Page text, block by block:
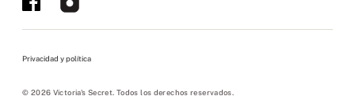
Bases y condiciones
Políticas de privacidad
Políticas pickup
Ofertas en Tienda y Eventos
Privacidad y política
© 2026 Victoria's Secret. Todos los derechos reservados.